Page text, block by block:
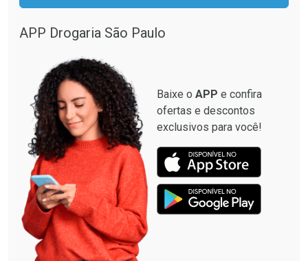
APP Drogaria São Paulo
Baixe o APP e confira
ofertas e descontos
exclusivos para você!